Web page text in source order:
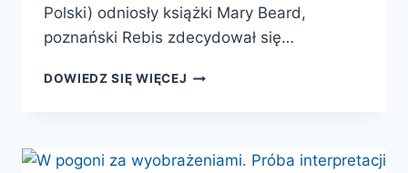
Polski) odniosły książki Mary Beard,
poznański Rebis zdecydował się…
DOWIEDZ SIĘ WIĘCEJ PARTENON